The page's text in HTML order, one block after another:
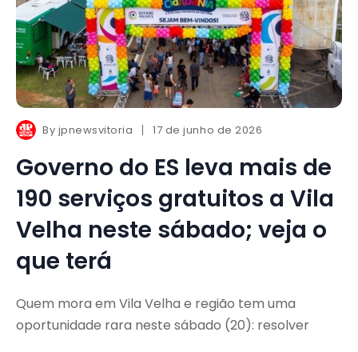
By jpnewsvitoria 17 de junho de 2026
Governo do ES leva mais de
190 serviços gratuitos a Vila
Velha neste sábado; veja o
que terá
Quem mora em Vila Velha e região tem uma
oportunidade rara neste sábado (20): resolver